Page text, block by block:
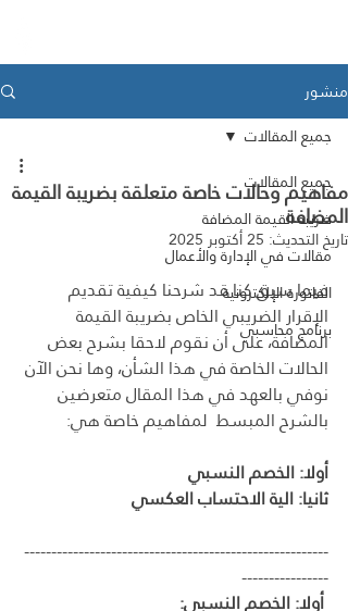
منشور
جميع المقالات
ضريبة القيمة المضافة
مقالات في الإدارة والأعمال
الفاتورة الإلكترونية
برنامج محاسبي
جميع المقالات
مفاهيم وحالات خاصة متعلقة بضريبة القيمة
المضافة
تاريخ التحديث: 25 أكتوبر 2025
فيما سبق كنا قد شرحنا كيفية تقديم
الإقرار الضريبي الخاص بضريبة القيمة
المضافة، على أن نقوم لاحقا بشرح بعض
الحالات الخاصة في هذا الشأن، وها نحن الآن
نوفي بالعهد في هذا المقال متعرضين
بالشرح المبسط  لمفاهيم خاصة هي:
أولا: الخصم النسبي
ثانيا: الية الاحتساب العكسي
--------------------------------------------------------
----------------